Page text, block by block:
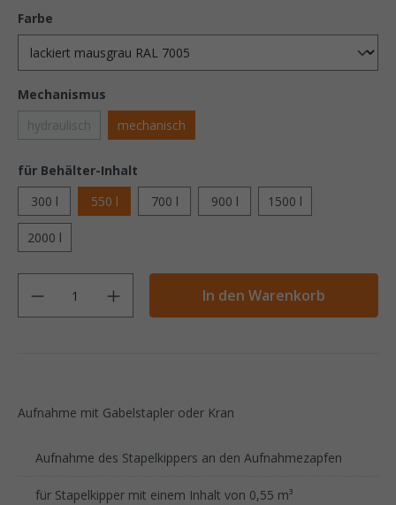
Farbe
Mechanismus
hydraulisch
mechanisch
für Behälter-Inhalt
300 l
550 l 700 l 900 l 1500 l
2000 l
In den Warenkorb
Aufnahme mit Gabelstapler oder Kran
Aufnahme des Stapelkippers an den Aufnahmezapfen
für Stapelkipper mit einem Inhalt von 0,55 m³